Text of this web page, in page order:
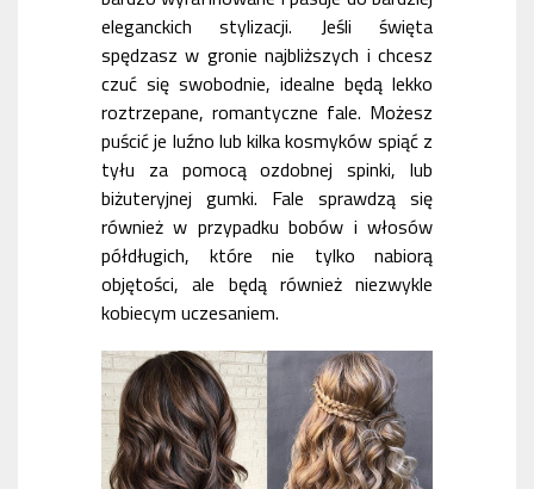
eleganckich stylizacji. Jeśli święta
spędzasz w gronie najbliższych i chcesz
czuć się swobodnie, idealne będą lekko
roztrzepane, romantyczne fale. Możesz
puścić je luźno lub kilka kosmyków spiąć z
tyłu za pomocą ozdobnej spinki, lub
biżuteryjnej gumki. Fale sprawdzą się
również w przypadku bobów i włosów
półdługich, które nie tylko nabiorą
objętości, ale będą również niezwykle
kobiecym uczesaniem.